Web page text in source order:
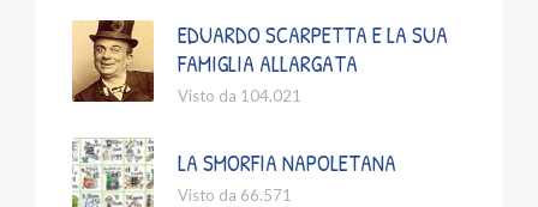
EDUARDO SCARPETTA E LA SUA
FAMIGLIA ALLARGATA
Visto da 104.021
LA SMORFIA NAPOLETANA
Visto da 66.571